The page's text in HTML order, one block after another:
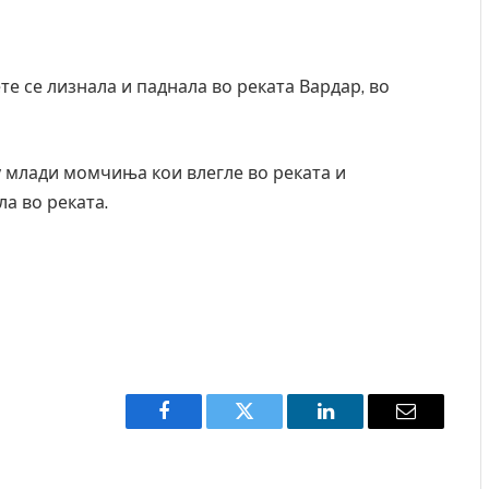
се лизнала и паднала во реката Вардар, во
млади момчиња кои влегле во реката и
во реката.
Facebook Twitter LinkedIn Email